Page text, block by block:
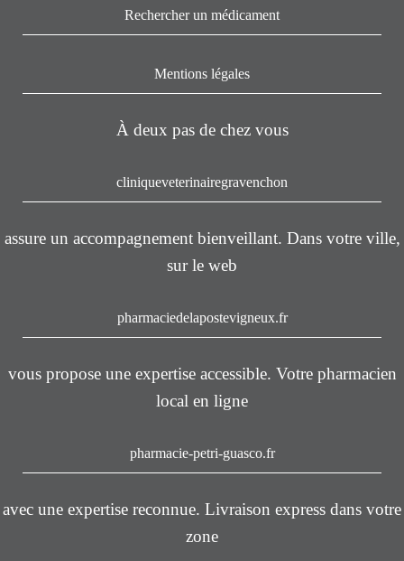
Rechercher un médicament
Mentions légales
À deux pas de chez vous
cliniqueveterinairegravenchon
assure un accompagnement bienveillant. Dans votre ville,
sur le web
pharmaciedelapostevigneux.fr
vous propose une expertise accessible. Votre pharmacien
local en ligne
pharmacie-petri-guasco.fr
avec une expertise reconnue. Livraison express dans votre
zone